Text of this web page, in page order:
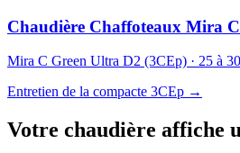
Chaudière Chaffoteaux Mira
Mira C Green Ultra D2 (3CEp) · 25 à
Entretien de la compacte 3CEp →
Votre chaudière affiche